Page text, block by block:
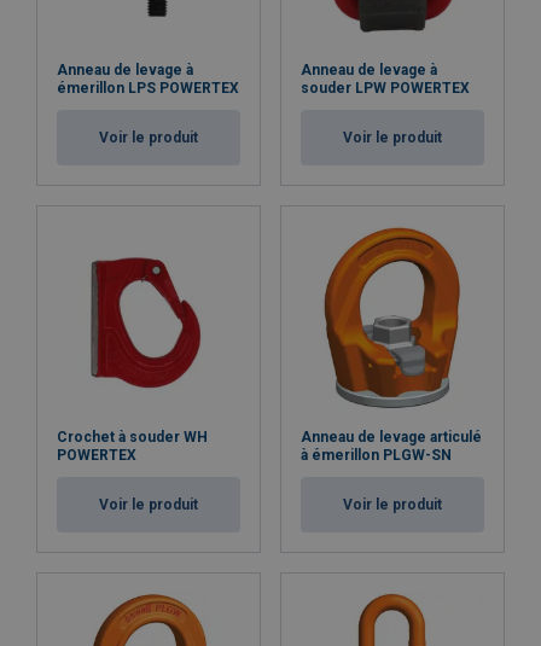
Anneau de levage à
émerillon LPS POWERTEX
Voir le produit
Anneau de levage à
souder LPW POWERTEX
Voir le produit
Crochet à souder WH
POWERTEX
Voir le produit
Anneau de levage articulé
à émerillon PLGW-SN
Voir le produit